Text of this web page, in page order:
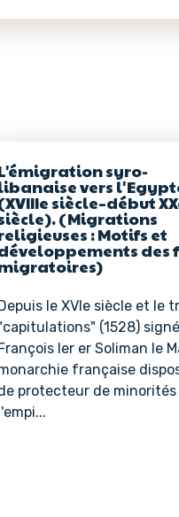
syro-
vers
siècle–début
(Migrations
: Motifs et
des
le XVIe siècle et le
(1528)
Ier er Soliman le
française
protecteur de minorités